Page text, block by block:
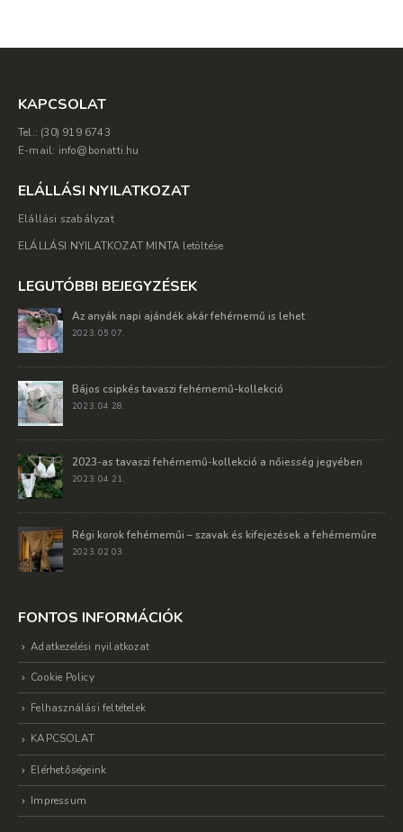
KAPCSOLAT
Tel.: (30) 919 6743
E-mail: info@bonatti.hu
ELÁLLÁSI NYILATKOZAT
Elállási szabályzat
ELÁLLÁSI NYILATKOZAT MINTA letöltése
LEGUTÓBBI BEJEGYZÉSEK
Az anyák napi ajándék akár fehérnemű is lehet
2023. 05 07.
Bájos csipkés tavaszi fehérnemű-kollekció
2023. 04 28.
2023-as tavaszi fehérnemű-kollekció a nőiesség jegyében
2023. 04 21.
Régi korok fehérneműi – szavak és kifejezések a fehérneműre
2023. 02 03.
FONTOS INFORMÁCIÓK
Adatkezelési nyilatkozat
Cookie Policy
Felhasználási feltételek
KAPCSOLAT
Elérhetőségeink
Impressum